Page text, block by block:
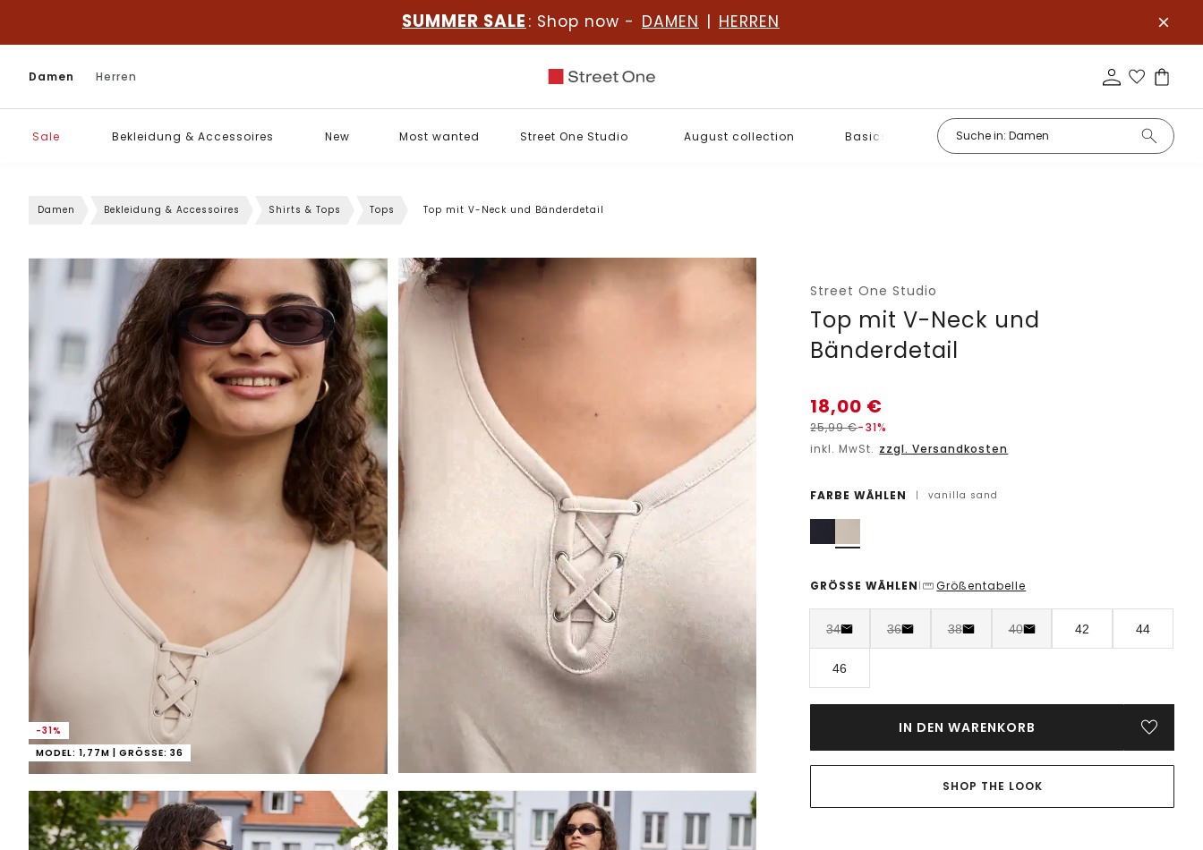
SUMMER SALE : Shop now - DAMEN | HERREN
Damen Herren
Sale Bekleidung & Accessoires New Most wanted Street One Studio August collection Basics
Damen Bekleidung & Accessoires Shirts & Tops Tops Top mit V-Neck und Bänderdetail
-31%
MODEL: 1,77M | GRÖSSE: 36
Street One Studio
Top mit V-Neck und
Bänderdetail
18,00 €
25,99€-31%
inkl. MwSt. zzgl. Versandkosten
FARBE WÄHLEN | vanilla sand
GRÖSSE WÄHLEN | Größentabelle
34 36 38 40 42 44
46
IN DEN WARENKORB
SHOP THE LOOK